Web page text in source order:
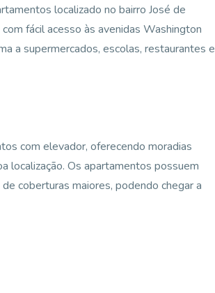
localizado no bairro José de
fácil acesso às avenidas Washington
a supermercados, escolas, restaurantes e
com elevador, oferecendo moradias
localização. Os apartamentos possuem
coberturas maiores, podendo chegar a